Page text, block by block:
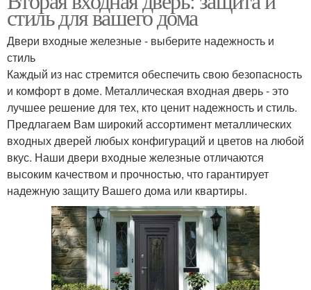
стиль для вашего дома
Двери входные железные - выберите надежность и
стиль
Каждый из нас стремится обеспечить свою безопасность
и комфорт в доме. Металлическая входная дверь - это
лучшее решение для тех, кто ценит надежность и стиль.
Предлагаем Вам широкий ассортимент металлических
входных дверей любых конфигураций и цветов на любой
вкус. Наши двери входные железные отличаются
высоким качеством и прочностью, что гарантирует
надежную защиту Вашего дома или квартиры.